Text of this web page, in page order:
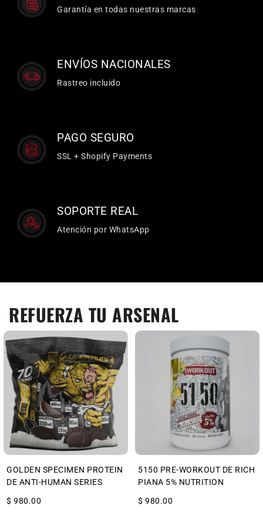
Garantía en todas nuestras marcas
ENVÍOS NACIONALES
Rastreo incluido
PAGO SEGURO
SSL + Shopify Payments
SOPORTE REAL
Atención por WhatsApp
REFUERZA TU ARSENAL
GOLDEN SPECIMEN PROTEIN
DE ANTI-HUMAN SERIES
$ 980.00
5150 PRE-WORKOUT DE RICH
PIANA 5% NUTRITION
$ 980.00